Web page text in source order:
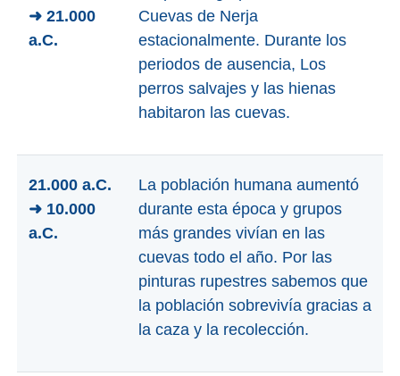
➜ 21.000
a.C.
Cuevas de Nerja
estacionalmente. Durante los
periodos de ausencia, Los
perros salvajes y las hienas
habitaron las cuevas.
21.000 a.C.
➜ 10.000
a.C.
La población humana aumentó
durante esta época y grupos
más grandes vivían en las
cuevas todo el año. Por las
pinturas rupestres sabemos que
la población sobrevivía gracias a
la caza y la recolección.